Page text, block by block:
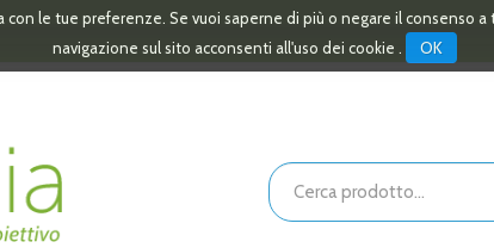
le tue preferenze. Se vuoi saperne di più o negare il consenso a
navigazione sul sito acconsenti all'uso dei cookie .
OK
Cerca
Prodotto